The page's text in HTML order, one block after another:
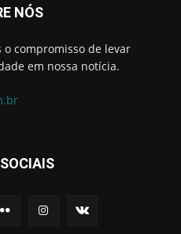
NÓS
o compromisso de levar
em nossa notícia.